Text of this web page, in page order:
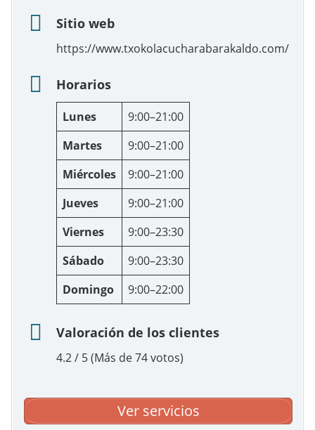
Sitio web
https://www.txokolacucharabarakaldo.com/
Horarios
Lunes
9:00–21:00
Martes
9:00–21:00
Miércoles
9:00–21:00
Jueves
9:00–21:00
Viernes
9:00–23:30
Sábado
9:00–23:30
Domingo
9:00–22:00
Valoración de los clientes
4.2 / 5 (Más de 74 votos)
Ver servicios